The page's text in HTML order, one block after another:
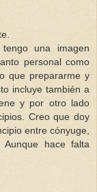
una imagen
personal como
que prepararme y
incluye también a
y por otro lado
Creo que doy
entre cónyuge,
Aunque hace falta